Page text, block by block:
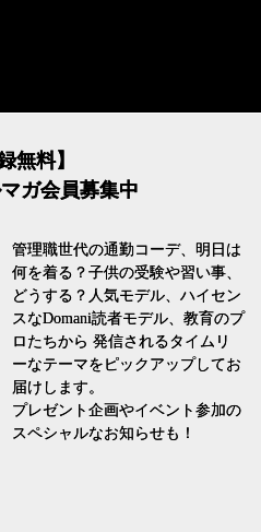
無料】
ガ会員募集中
管理職世代の通勤コーデ、明日は
何を着る？子供の受験や習い事、
どうする？人気モデル、ハイセン
スなDomani読者モデル、教育のプ
ロたちから 発信されるタイムリ
ーなテーマをピックアップしてお
届けします。
プレゼント企画やイベント参加の
スペシャルなお知らせも！